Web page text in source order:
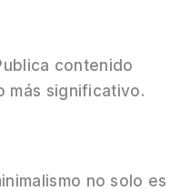
contenido
más significativo.
no solo es